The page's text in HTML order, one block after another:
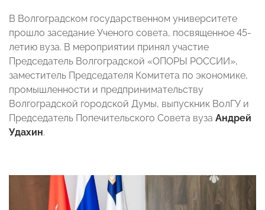
В Волгоградском государственном университете
прошло заседание Ученого совета, посвященное 45-
летию вуза. В мероприятии принял участие
Председатель Волгоградской «ОПОРЫ РОССИИ»,
заместитель Председателя Комитета по экономике,
промышленности и предпринимательству
Волгоградской городской Думы, выпускник ВолГУ и
Председатель Попечительского Совета вуза Андрей
Удахин.